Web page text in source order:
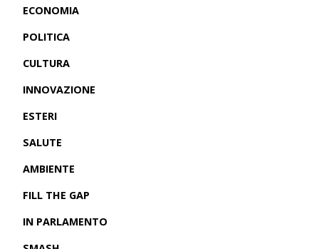
ECONOMIA
POLITICA
CULTURA
INNOVAZIONE
ESTERI
SALUTE
AMBIENTE
FILL THE GAP
IN PARLAMENTO